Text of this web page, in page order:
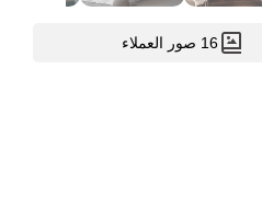
16 صور العملاء